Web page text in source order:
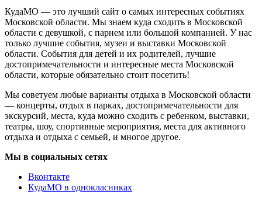
КудаМО — это лучший сайт о самых интересных событиях
Московской области. Мы знаем куда сходить в Московской
области с девушкой, с парнем или большой компанией. У нас
только лучшие события, музеи и выставки Московской
области. События для детей и их родителей, лучшие
достопримечательности и интересные места Московской
области, которые обязательно стоит посетить!
Мы советуем любые варианты отдыха в Московской области
— концерты, отдых в парках, достопримечательности для
экскурсий, места, куда можно сходить с ребенком, выставки,
театры, шоу, спортивные мероприятия, места для активного
отдыха и отдыха с семьей, и многое другое.
Мы в социальных сетях
Вконтакте
КудаМО в однокласниках